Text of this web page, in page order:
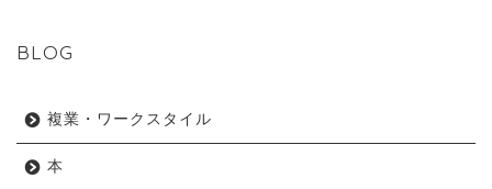
BLOG
複業・ワークスタイル
本